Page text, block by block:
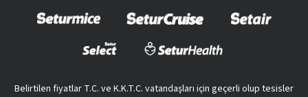
Belirtilen fiyatlar T.C. ve K.K.T.C. vatandaşları için geçerli olup tesisler